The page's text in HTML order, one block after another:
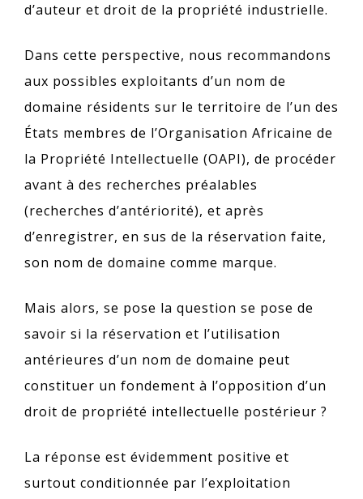
d’auteur et droit de la propriété industrielle.
Dans cette perspective, nous recommandons
aux possibles exploitants d’un nom de
domaine résidents sur le territoire de l’un des
États membres de l’Organisation Africaine de
la Propriété Intellectuelle (OAPI), de procéder
avant à des recherches préalables
(recherches d’antériorité), et après
d’enregistrer, en sus de la réservation faite,
son nom de domaine comme marque.
Mais alors, se pose la question se pose de
savoir si la réservation et l’utilisation
antérieures d’un nom de domaine peut
constituer un fondement à l’opposition d’un
droit de propriété intellectuelle postérieur ?
La réponse est évidemment positive et
surtout conditionnée par l’exploitation